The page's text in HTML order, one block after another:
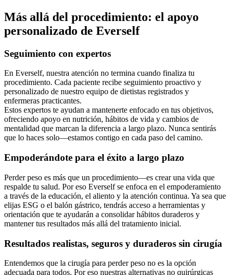
Más allá del procedimiento: el apoyo
personalizado de Everself
Seguimiento con expertos
En Everself, nuestra atención no termina cuando finaliza tu
procedimiento. Cada paciente recibe seguimiento proactivo y
personalizado de nuestro equipo de dietistas registrados y
enfermeras practicantes.
Estos expertos te ayudan a mantenerte enfocado en tus objetivos,
ofreciendo apoyo en nutrición, hábitos de vida y cambios de
mentalidad que marcan la diferencia a largo plazo. Nunca sentirás
que lo haces solo—estamos contigo en cada paso del camino.
Empoderándote para el éxito a largo plazo
Perder peso es más que un procedimiento—es crear una vida que
respalde tu salud. Por eso Everself se enfoca en el empoderamiento
a través de la educación, el aliento y la atención continua. Ya sea que
elijas ESG o el balón gástrico, tendrás acceso a herramientas y
orientación que te ayudarán a consolidar hábitos duraderos y
mantener tus resultados más allá del tratamiento inicial.
Resultados realistas, seguros y duraderos sin cirugía
Entendemos que la cirugía para perder peso no es la opción
adecuada para todos. Por eso nuestras alternativas no quirúrgicas